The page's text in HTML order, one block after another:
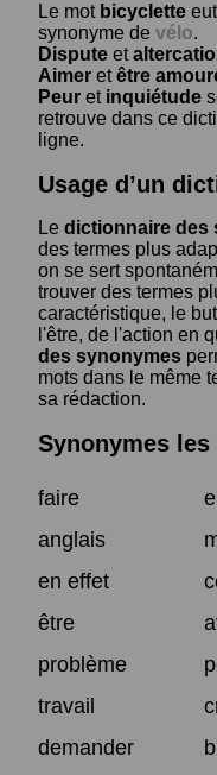
Le mot bicyclette
synonyme de vélo.
Dispute et
Aimer etêtre
Peur et inquiétude
retrouve dans ce
ligne.
Usage d’un
Le dictionnaire des
des termes plus
on se sert
trouver des termes
caractéristique, le
l'être, de l'action en
des synonymes
mots dans le même
sa rédaction.
Synonymes
faire
anglais
en effet
être
problème
travail
demander